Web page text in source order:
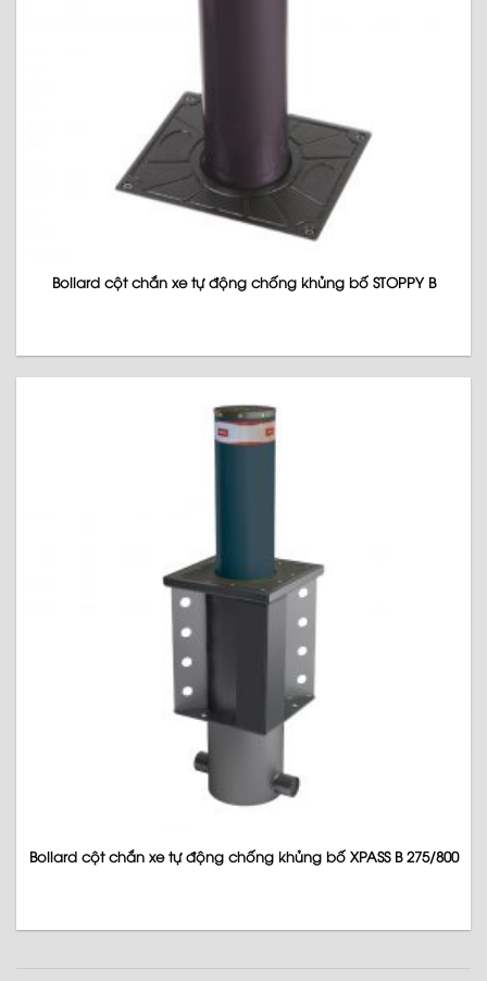
Bollard cột chắn xe tự động chống khủng bố STOPPY B
Bollard cột chắn xe tự động chống khủng bố XPASS B 275/800